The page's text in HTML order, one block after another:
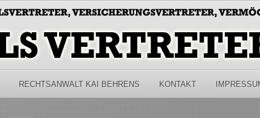
RECHTSANWALT KAI BEHRENS KONTAKT